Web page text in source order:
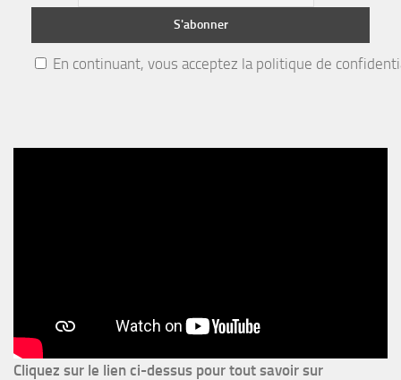
En continuant, vous acceptez la politique de
Cliquez sur le lien ci-dessus pour tout savoir sur